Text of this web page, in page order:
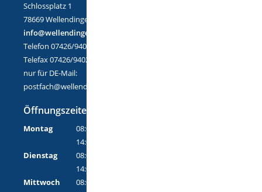
Schlossplatz 1
78669 Wellendingen
info@wellendingen.de
Telefon 07426/9402-0
Telefax 07426/9402-25
nur für DE-Mail:
postfach@wellendingen.de-mail.de
Öffnungszeiten
Montag
08:00 Uhr - 12:00 Uhr
14:00 Uhr - 18:00 Uhr
Dienstag
08:00 Uhr - 12:00 Uhr
14:00 Uhr - 16:00 Uhr
Mittwoch
08:00 Uhr - 12:00 Uhr